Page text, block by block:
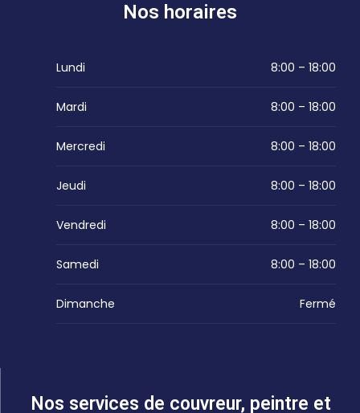
Nos horaires
Lundi 8:00 – 18:00
Mardi 8:00 – 18:00
Mercredi 8:00 – 18:00
Jeudi 8:00 – 18:00
Vendredi 8:00 – 18:00
Samedi 8:00 – 18:00
Dimanche Fermé
Nos services de couvreur, peintre et